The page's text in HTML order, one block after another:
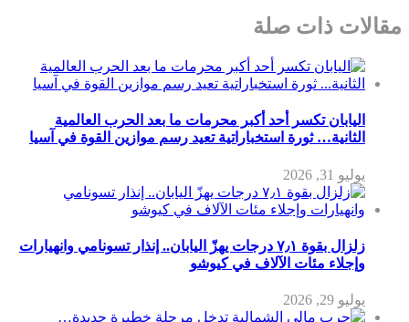
مقالات ذات صلة
اليابان تكسر أحد أكبر محرمات ما بعد الحرب العالمية
الثانية… ثورة استخباراتية تعيد رسم موازين القوة في آسيا
يوليو 31, 2026
زلزال بقوة ٧٫١ درجات يهزّ اليابان.. إنذار تسونامي وانهيارات
وإجلاء مئات الآلاف في كيوشو
يوليو 29, 2026